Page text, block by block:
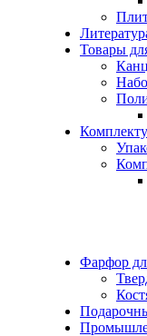
Товары
Фарфор